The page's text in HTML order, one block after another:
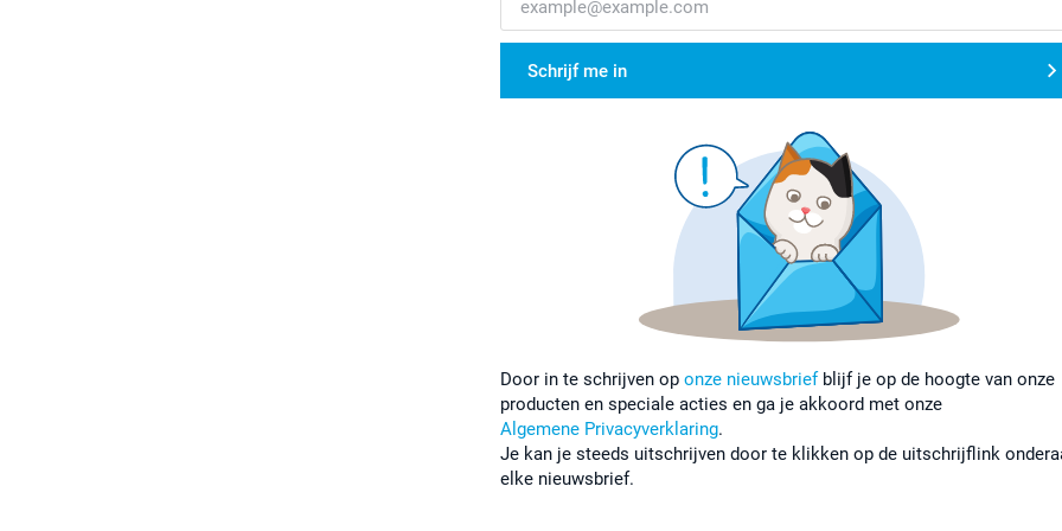
Schrijf me in
Door in te schrijven op onze nieuwsbriefblijf je op de hoogte van onze
producten en speciale acties en ga je akkoord met onze
Algemene Privacyverklaring.
Je kan je steeds uitschrijven door te klikken op de uitschrijflink
elke nieuwsbrief.